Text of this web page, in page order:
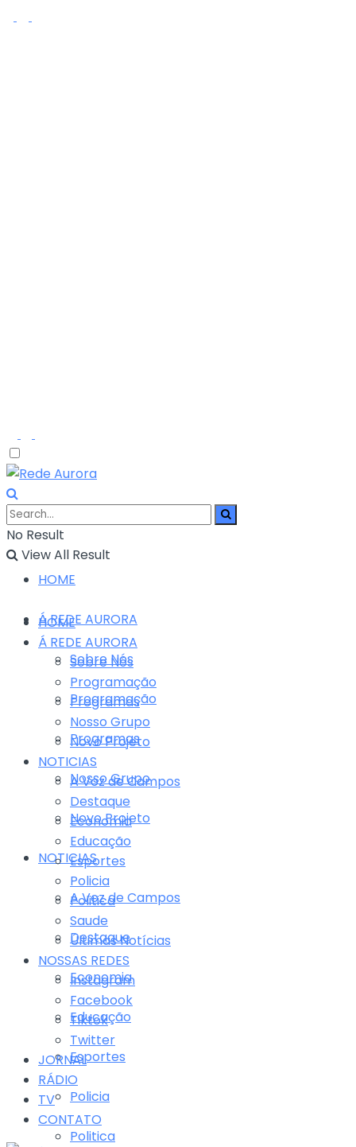
No Result
View All Result
HOME
Á REDE AURORA
Sobre Nós
Programação
Programas
Nosso Grupo
Novo Projeto
NOTICIAS
A Voz de Campos
Destaque
Economia
Educação
Esportes
Policia
Politica
HOME
Á REDE AURORA
Sobre Nós
Programação
Programas
Nosso Grupo
Novo Projeto
NOTICIAS
A Voz de Campos
Destaque
Economia
Educação
Esportes
Policia
Politica
Saude
Últimas Notícias
NOSSAS REDES
Instagram
Facebook
Tiktok
Twitter
JORNAL
RÁDIO
TV
CONTATO